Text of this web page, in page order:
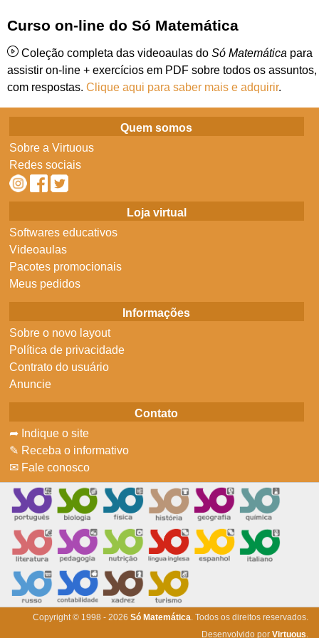
Curso on-line do Só Matemática
Coleção completa das videoaulas do Só Matemática para
assistir on-line + exercícios em PDF sobre todos os assuntos,
com respostas. Clique aqui para saber mais e adquirir.
Quem somos
Sobre a Virtuous
Redes sociais
Loja virtual
Softwares educativos
Videoaulas
Pacotes promocionais
Meus pedidos
Informações
Sobre o novo layout
Política de privacidade
Contrato do usuário
Anuncie
Contato
➦ Indique o site
✎ Receba o informativo
✉ Fale conosco
Copyright © 1998 - 2026 Só Matemática . Todos os direitos reservados.
Desenvolvido por Virtuous